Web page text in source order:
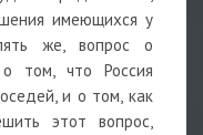
имеющихся у
же, вопрос о
о том, что Россия
и о том, как
этот вопрос,